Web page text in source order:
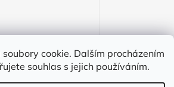
cookie. Dalším procházením
souhlas s jejich používáním.